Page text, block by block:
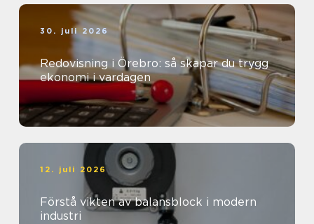
30. juli 2026
Redovisning i Örebro: så skapar du trygg
ekonomi i vardagen
12. juli 2026
Förstå vikten av balansblock i modern
industri